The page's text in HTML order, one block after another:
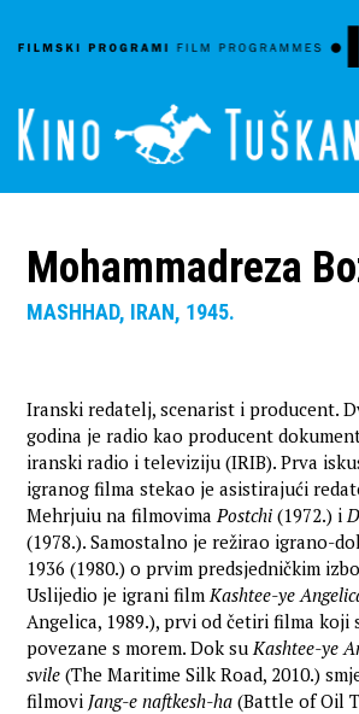
Mohammadreza
MASHHAD, IRAN, 1945.
Iranski redatelj, scenarist i producent.
godina je radio kao producent
iranski radio i televiziju (IRIB). Prva
igranog filma stekao je asistirajući
Mehrjuiu na filmovimaPostchi (1972.) i
(1978.). Samostalno je režirao igrano-
1936 (1980.) o prvim predsjedničkim
Uslijedio je igrani filmKashtee-ye
Angelica, 1989.), prvi od četiri filma koji
povezane s morem. Dok suKashtee-ye
svile (The Maritime Silk Road, 2010.)
filmovi Jang-e naftkesh-ha (Battle of Oil